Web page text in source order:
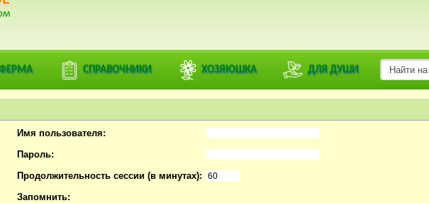
СПРАВОЧНИКИ ХОЗЯЮШКА ДЛЯ ДУШИ
профили пользователей.
или
зарегистрируйтесь на ДЕРЕВЕНСКИЙ ФОРУМ ВЕСЕЛОЕ ПОДВОРЬЕ | ЗАГОРОДНЫЙ ДОМ.
Имя пользователя:
Пароль:
Продолжительность сессии (в минутах):
Запомнить: